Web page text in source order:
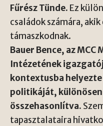
Fűrész Tünde. Ez
családok számára,
támaszkodnak.
Bauer Bence, az
Intézetének
kontextusba
politikáját,
összehasonlítva.
tapasztalataira